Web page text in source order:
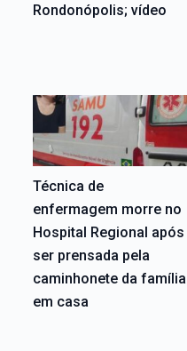
Rondonópolis; vídeo
Técnica de
enfermagem morre no
Hospital Regional após
ser prensada pela
caminhonete da família
em casa